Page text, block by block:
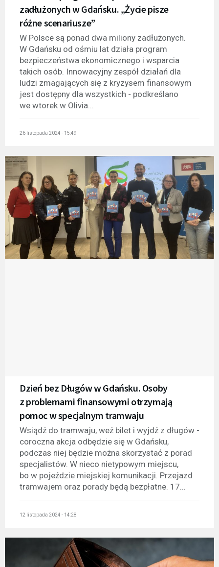
zadłużonych w Gdańsku. „Życie pisze
różne scenariusze”
W Polsce są ponad dwa miliony zadłużonych.
W Gdańsku od ośmiu lat działa program
bezpieczeństwa ekonomicznego i wsparcia
takich osób. Innowacyjny zespół działań dla
ludzi zmagających się z kryzysem finansowym
jest dostępny dla wszystkich - podkreślano
we wtorek w Olivia...
26 listopada 2024 - 15:49
Dzień bez Długów w Gdańsku. Osoby
z problemami finansowymi otrzymają
pomoc w specjalnym tramwaju
Wsiądź do tramwaju, weź bilet i wyjdź z długów -
coroczna akcja odbędzie się w Gdańsku,
podczas niej będzie można skorzystać z porad
specjalistów. W nieco nietypowym miejscu,
bo w pojeździe miejskiej komunikacji. Przejazd
tramwajem oraz porady będą bezpłatne. 17...
12 listopada 2024 - 14:28